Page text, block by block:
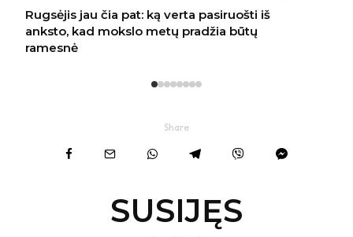
Share
SUSIJĘS